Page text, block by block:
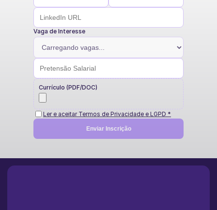
Vaga de Interesse
Currículo (PDF/DOC)
Ler e aceitar Termos de Privacidade e LGPD *
Enviar Inscrição